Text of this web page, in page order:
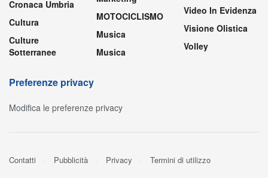
Cronaca Umbria
Cultura
Culture
Sotterranee
MOTOCICLISMO
Musica
Musica
Video In Evidenza
Visione Olistica
Volley
Preferenze privacy
Modifica le preferenze privacy
Contatti Pubblicità Privacy Termini di utilizzo